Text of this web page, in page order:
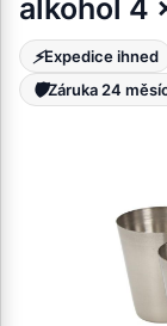
alkohol 4
⚡Expedice ihned
🛡️Záruka 24